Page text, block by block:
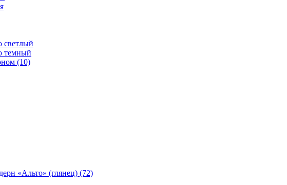
светлый
темный
(10)
«Альто» (глянец) (72)